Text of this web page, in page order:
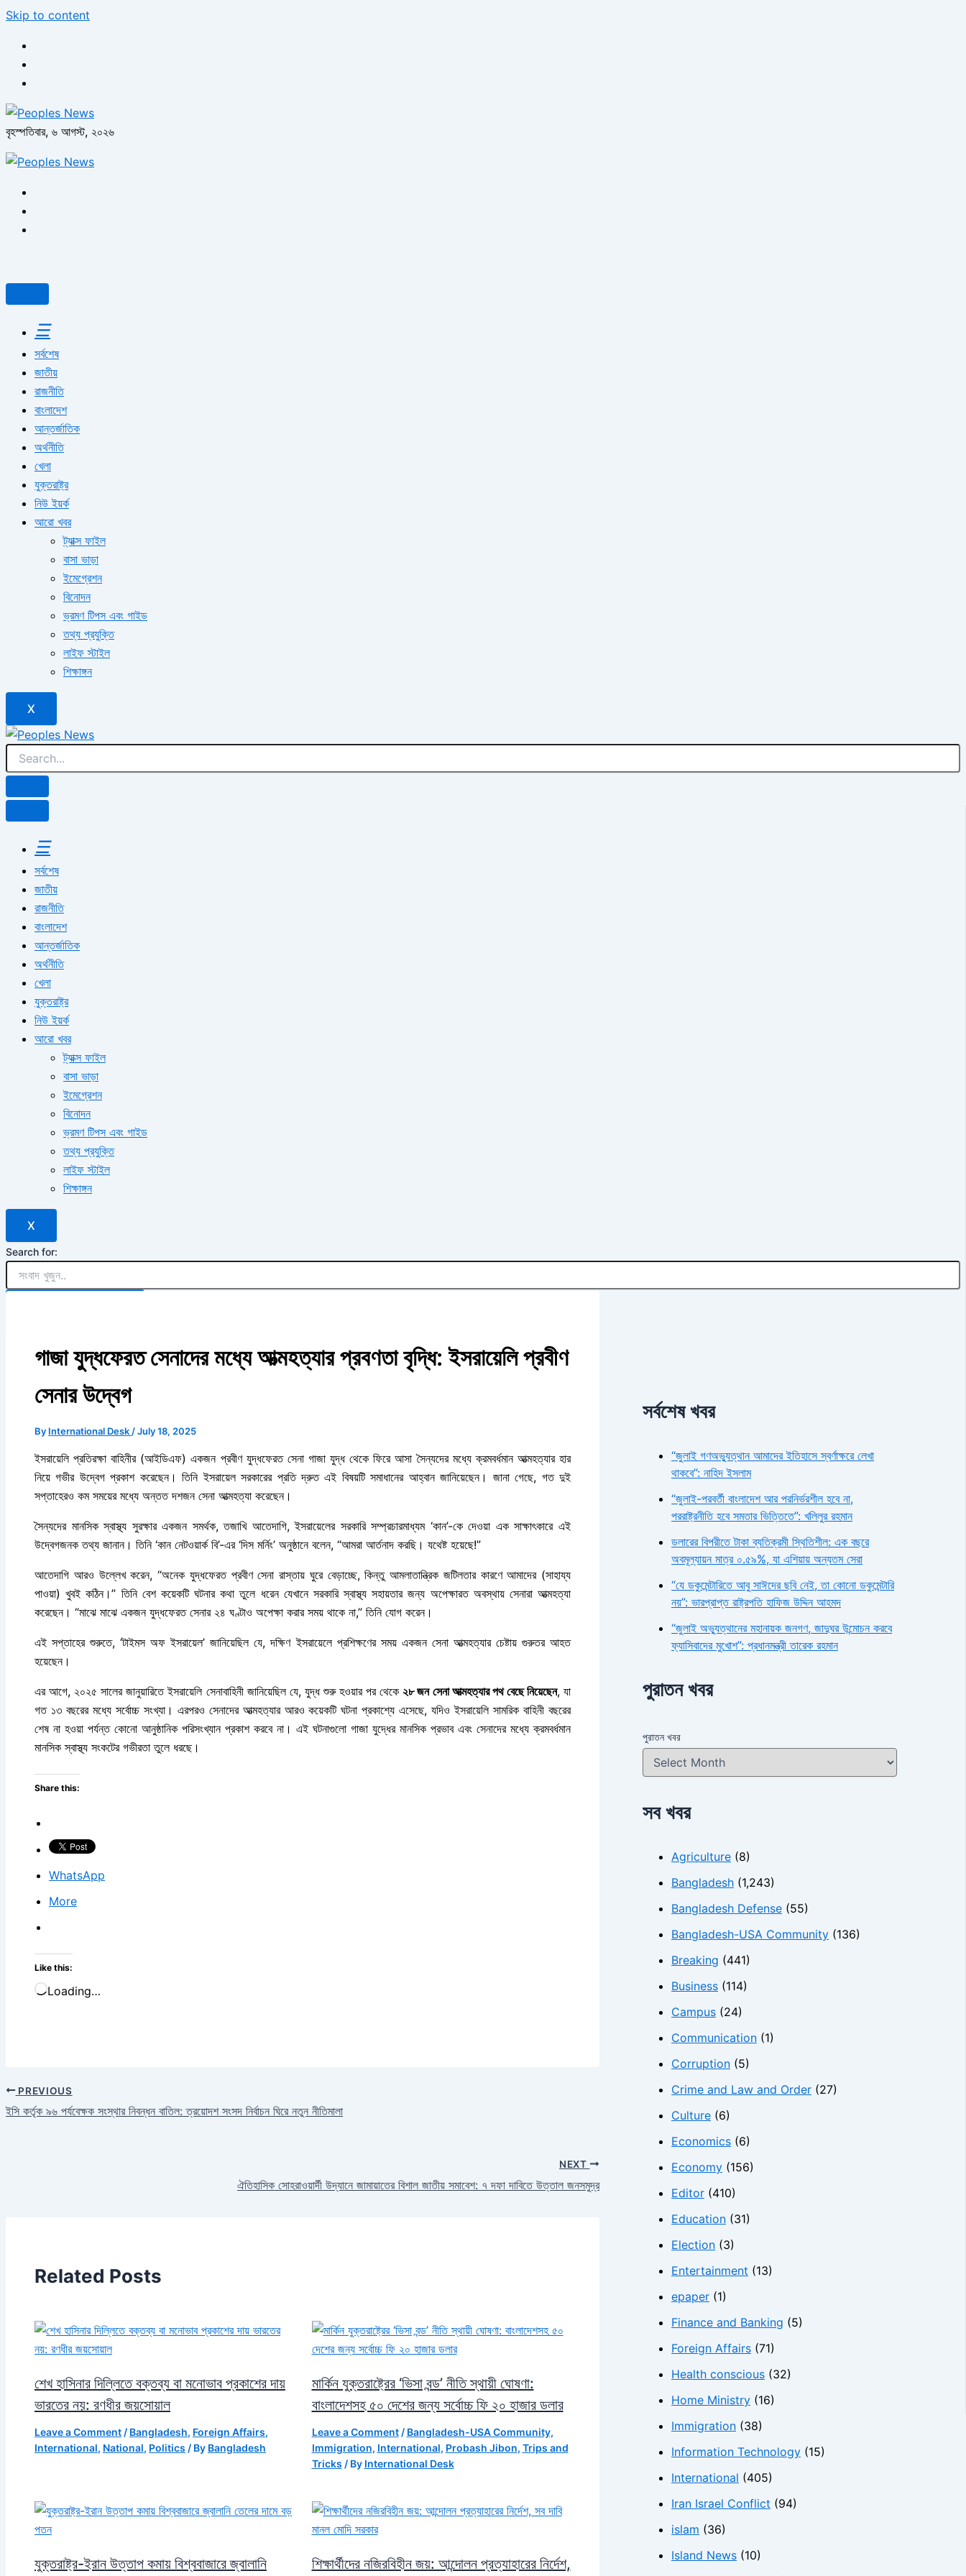
Skip to content
বৃহস্পতিবার, ৬ আগস্ট, ২০২৬
☰
সর্বশেষ
জাতীয়
রাজনীতি
বাংলাদেশ
আন্তর্জাতিক
অর্থনীতি
খেলা
যুক্তরাষ্ট্র
নিউ ইয়র্ক
আরো খবর
ট্যাক্স ফাইল
বাসা ভাড়া
ইমেগ্রেশন
বিনোদন
ভ্রমণ টিপস এবং গাইড
তথ্য প্রযুক্তি
লাইফ স্টাইল
শিক্ষাঙ্গন
X
☰
সর্বশেষ
জাতীয়
রাজনীতি
বাংলাদেশ
আন্তর্জাতিক
অর্থনীতি
খেলা
যুক্তরাষ্ট্র
নিউ ইয়র্ক
আরো খবর
ট্যাক্স ফাইল
বাসা ভাড়া
ইমেগ্রেশন
বিনোদন
ভ্রমণ টিপস এবং গাইড
তথ্য প্রযুক্তি
লাইফ স্টাইল
শিক্ষাঙ্গন
X
Search for:
গাজা যুদ্ধফেরত সেনাদের মধ্যে আত্মহত্যার প্রবণতা বৃদ্ধি: ইসরায়েলি প্রবীণ
সেনার উদ্বেগ
By International Desk /July 18, 2025
ইসরায়েলি প্রতিরক্ষা বাহিনীর (আইডিএফ) একজন প্রবীণ যুদ্ধফেরত সেনা গাজা যুদ্ধ থেকে ফিরে আসা সৈন্যদের মধ্যে ক্রমবর্ধমান আত্মহত্যার হার
নিয়ে গভীর উদ্বেগ প্রকাশ করেছেন। তিনি ইসরায়েল সরকারের প্রতি দ্রুত এই বিষয়টি সমাধানের আহ্বান জানিয়েছেন। জানা গেছে, গত দুই
সপ্তাহেরও কম সময়ের মধ্যে অন্তত দশজন সেনা আত্মহত্যা করেছেন।
সৈন্যদের মানসিক স্বাস্থ্য সুরক্ষার একজন সমর্থক, তজাখি আতেদাগি, ইসরায়েলের সরকারি সম্প্রচারমাধ্যম ‘কান’-কে দেওয়া এক সাক্ষাৎকারে এই
উদ্বেগজনক তথ্য জানান। তিনি ‘কান নেটওয়ার্ক বি’-এর ‘দিস মর্নিং’ অনুষ্ঠানে বলেন, “আমরা আর্তনাদ করছি। যথেষ্ট হয়েছে!”
আতেদাগি আরও উল্লেখ করেন, “অনেক যুদ্ধফেরত প্রবীণ সেনা রাস্তায় ঘুরে বেড়াচ্ছে, কিন্তু আমলাতান্ত্রিক জটিলতার কারণে আমাদের (সাহায্য
পাওয়া) খুবই কঠিন।” তিনি বেশ কয়েকটি ঘটনার কথা তুলে ধরেন যেখানে সরকারি স্বাস্থ্য সহায়তার জন্য অপেক্ষারত অবস্থায় সেনারা আত্মহত্যা
করেছেন। “মাঝে মাঝে একজন যুদ্ধফেরত সেনার ২৪ ঘণ্টাও অপেক্ষা করার সময় থাকে না,” তিনি যোগ করেন।
এই সপ্তাহের শুরুতে, ‘টাইমস অফ ইসরায়েল’ জানিয়েছিল যে, দক্ষিণ ইসরায়েলে প্রশিক্ষণের সময় একজন সেনা আত্মহত্যার চেষ্টায় গুরুতর আহত
হয়েছেন।
এর আগে, ২০২৫ সালের জানুয়ারিতে ইসরায়েলি সেনাবাহিনী জানিয়েছিল যে, যুদ্ধ শুরু হওয়ার পর থেকে২৮ জন সেনা আত্মহত্যার পথ বেছে নিয়েছেন, যা
গত ১৩ বছরের মধ্যে সর্বোচ্চ সংখ্যা। এরপরও সেনাদের আত্মহত্যার আরও কয়েকটি ঘটনা প্রকাশ্যে এসেছে, যদিও ইসরায়েলি সামরিক বাহিনী বছরের
শেষ না হওয়া পর্যন্ত কোনো আনুষ্ঠানিক পরিসংখ্যান প্রকাশ করবে না। এই ঘটনাগুলো গাজা যুদ্ধের মানসিক প্রভাব এবং সেনাদের মধ্যে ক্রমবর্ধমান
মানসিক স্বাস্থ্য সংকটের গভীরতা তুলে ধরছে।
Share this:
WhatsApp
More
Like this:
Loading…
PREVIOUS
ইসি কর্তৃক ৯৬ পর্যবেক্ষক সংস্থার নিবন্ধন বাতিল: ত্রয়োদশ সংসদ নির্বাচন ঘিরে নতুন নীতিমালা
NEXT
ঐতিহাসিক সোহরাওয়ার্দী উদ্যানে জামায়াতের বিশাল জাতীয় সমাবেশ: ৭ দফা দাবিতে উত্তাল জনসমুদ্র
Related Posts
শেখ হাসিনার দিল্লিতে বক্তব্য বা মনোভাব প্রকাশের দায়
ভারতের নয়: রণধীর জয়সোয়াল
Leave a Comment / Bangladesh, Foreign Affairs,
International, National, Politics / By Bangladesh
মার্কিন যুক্তরাষ্ট্রের ‘ভিসা বন্ড’ নীতি স্থায়ী ঘোষণা:
বাংলাদেশসহ ৫০ দেশের জন্য সর্বোচ্চ ফি ২০ হাজার ডলার
Leave a Comment / Bangladesh-USA Community,
Immigration, International, Probash Jibon, Trips and
Tricks / By International Desk
যুক্তরাষ্ট্র-ইরান উত্তাপ কমায় বিশ্ববাজারে জ্বালানি শিক্ষার্থীদের নজিরবিহীন জয়: আন্দোলন প্রত্যাহারের নির্দেশ,
সর্বশেষ খবর
“জুলাই গণঅভ্যুত্থান আমাদের ইতিহাসে স্বর্ণাক্ষরে লেখা
থাকবে”: নাহিদ ইসলাম
“জুলাই-পরবর্তী বাংলাদেশ আর পরনির্ভরশীল হবে না,
পররাষ্ট্রনীতি হবে সমতার ভিত্তিতে”: খলিলুর রহমান
ডলারের বিপরীতে টাকা ব্যতিক্রমী স্থিতিশীল: এক বছরে
অবমূল্যায়ন মাত্র ০.৫৯%, যা এশিয়ায় অন্যতম সেরা
“যে ডকুমেন্টারিতে আবু সাঈদের ছবি নেই, তা কোনো ডকুমেন্টারি
নয়”: ভারপ্রাপ্ত রাষ্ট্রপতি হাফিজ উদ্দিন আহমদ
“জুলাই অভ্যুত্থানের মহানায়ক জনগণ, জাদুঘর উন্মোচন করবে
ফ্যাসিবাদের মুখোশ”: প্রধানমন্ত্রী তারেক রহমান
পুরাতন খবর
পুরাতন খবর
সব খবর
Agriculture (8)
Bangladesh (1,243)
Bangladesh Defense (55)
Bangladesh-USA Community (136)
Breaking (441)
Business (114)
Campus (24)
Communication (1)
Corruption (5)
Crime and Law and Order (27)
Culture (6)
Economics (6)
Economy (156)
Editor (410)
Education (31)
Election (3)
Entertainment (13)
epaper (1)
Finance and Banking (5)
Foreign Affairs (71)
Health conscious (32)
Home Ministry (16)
Immigration (38)
Information Technology (15)
International (405)
Iran Israel Conflict (94)
islam (36)
Island News (10)